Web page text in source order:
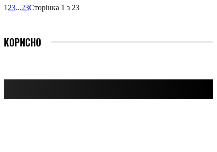
1 23...23Сторінка 1 з 23
КОРИСНО